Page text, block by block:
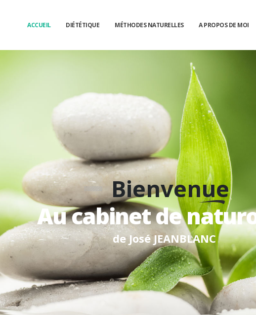
ACCUEIL DIÉTÉTIQUE MÉTHODES NATURELLES A PROPOS DE MOI
Bienvenue
Au cabinet de
de José JEANBLANC